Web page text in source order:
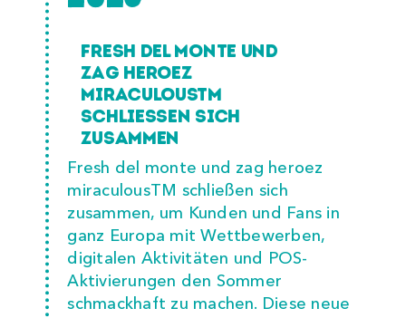
FRESH DEL MONTE UND
ZAG HEROEZ
MIRACULOUSTM
SCHLIESSEN SICH
ZUSAMMEN
Fresh del monte und zag heroez
miraculousTM schließen sich
zusammen, um Kunden und Fans in
ganz Europa mit Wettbewerben,
digitalen Aktivitäten und POS-
Aktivierungen den Sommer
schmackhaft zu machen. Diese neue